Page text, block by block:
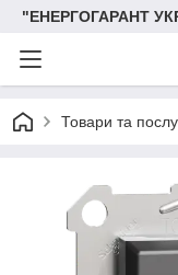
"ЕНЕРГОГАРАНТ
Товари та